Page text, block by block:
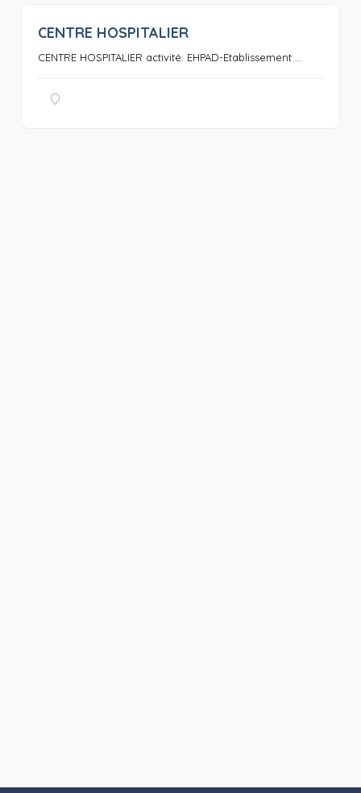
CENTRE HOSPITALIER
CENTRE HOSPITALIER activité: EHPAD-Etablissement ...